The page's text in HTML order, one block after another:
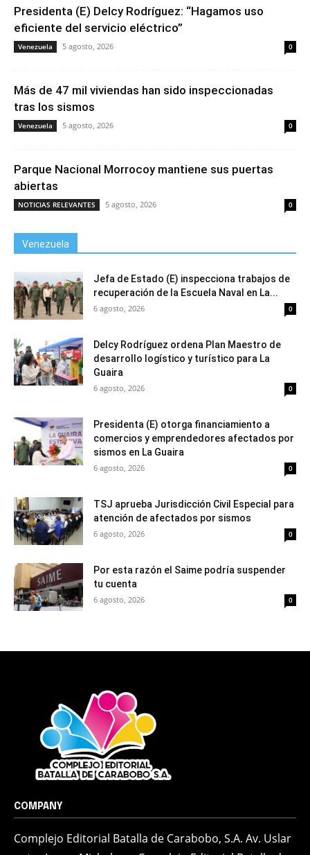
Presidenta (E) Delcy Rodríguez: “Hagamos uso
eficiente del servicio eléctrico”
Venezuela 5 agosto, 2026 0
Más de 47 mil viviendas han sido inspeccionadas
tras los sismos
Venezuela 5 agosto, 2026 0
Parque Nacional Morrocoy mantiene sus puertas
abiertas
NOTICIAS RELEVANTES 5 agosto, 2026 0
Venezuela
Jefa de Estado (E) inspecciona trabajos de
recuperación de la Escuela Naval en La...
6 agosto, 2026 0
Delcy Rodríguez ordena Plan Maestro de
desarrollo logístico y turístico para La
Guaira
6 agosto, 2026 0
Presidenta (E) otorga financiamiento a
comercios y emprendedores afectados por
sismos en La Guaira
6 agosto, 2026 0
TSJ aprueba Jurisdicción Civil Especial para
atención de afectados por sismos
6 agosto, 2026 0
Por esta razón el Saime podría suspender
tu cuenta
6 agosto, 2026 0
COMPANY
Complejo Editorial Batalla de Carabobo, S.A. Av. Uslar